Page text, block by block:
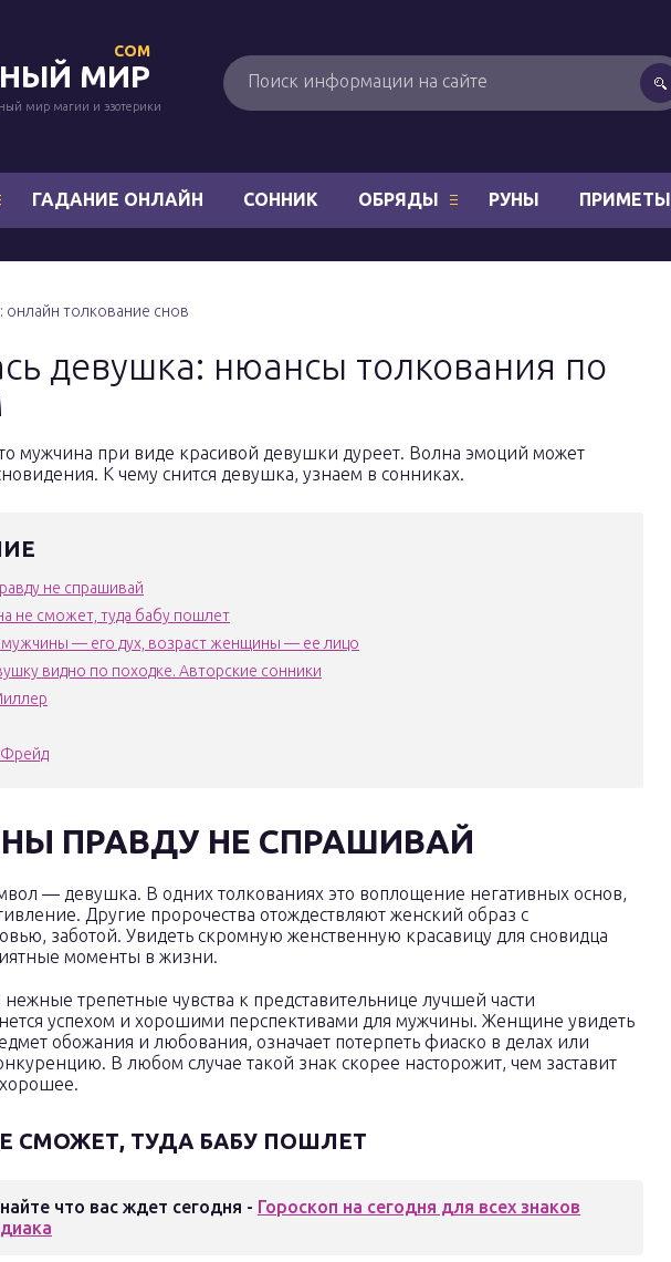
МИР
COM
мир магии и эзотерики
ГАДАНИЕ ОНЛАЙН СОННИК ОБРЯДЫ РУНЫ ПРИМЕТЫ
онлайн толкование снов
девушка: нюансы толкования по
мужчина при виде красивой девушки дуреет. Волна эмоций может
К чему снится девушка, узнаем в сонниках.
не спрашивай
не сможет, туда бабу пошлет
мужчины — его дух, возраст женщины — ее лицо
видно по походке. Авторские сонники
Фрейд
ПРАВДУ НЕ СПРАШИВАЙ
— девушка. В одних толкованиях это воплощение негативных основ,
Другие пророчества отождествляют женский образ с
заботой. Увидеть скромную женственную красавицу для сновидца
моменты в жизни.
трепетные чувства к представительнице лучшей части
успехом и хорошими перспективами для мужчины. Женщине увидеть
обожания и любования, означает потерпеть фиаско в делах или
В любом случае такой знак скорее насторожит, чем заставит
СМОЖЕТ, ТУДА БАБУ ПОШЛЕТ
что вас ждет сегодня - Гороскоп на сегодня для всех знаков